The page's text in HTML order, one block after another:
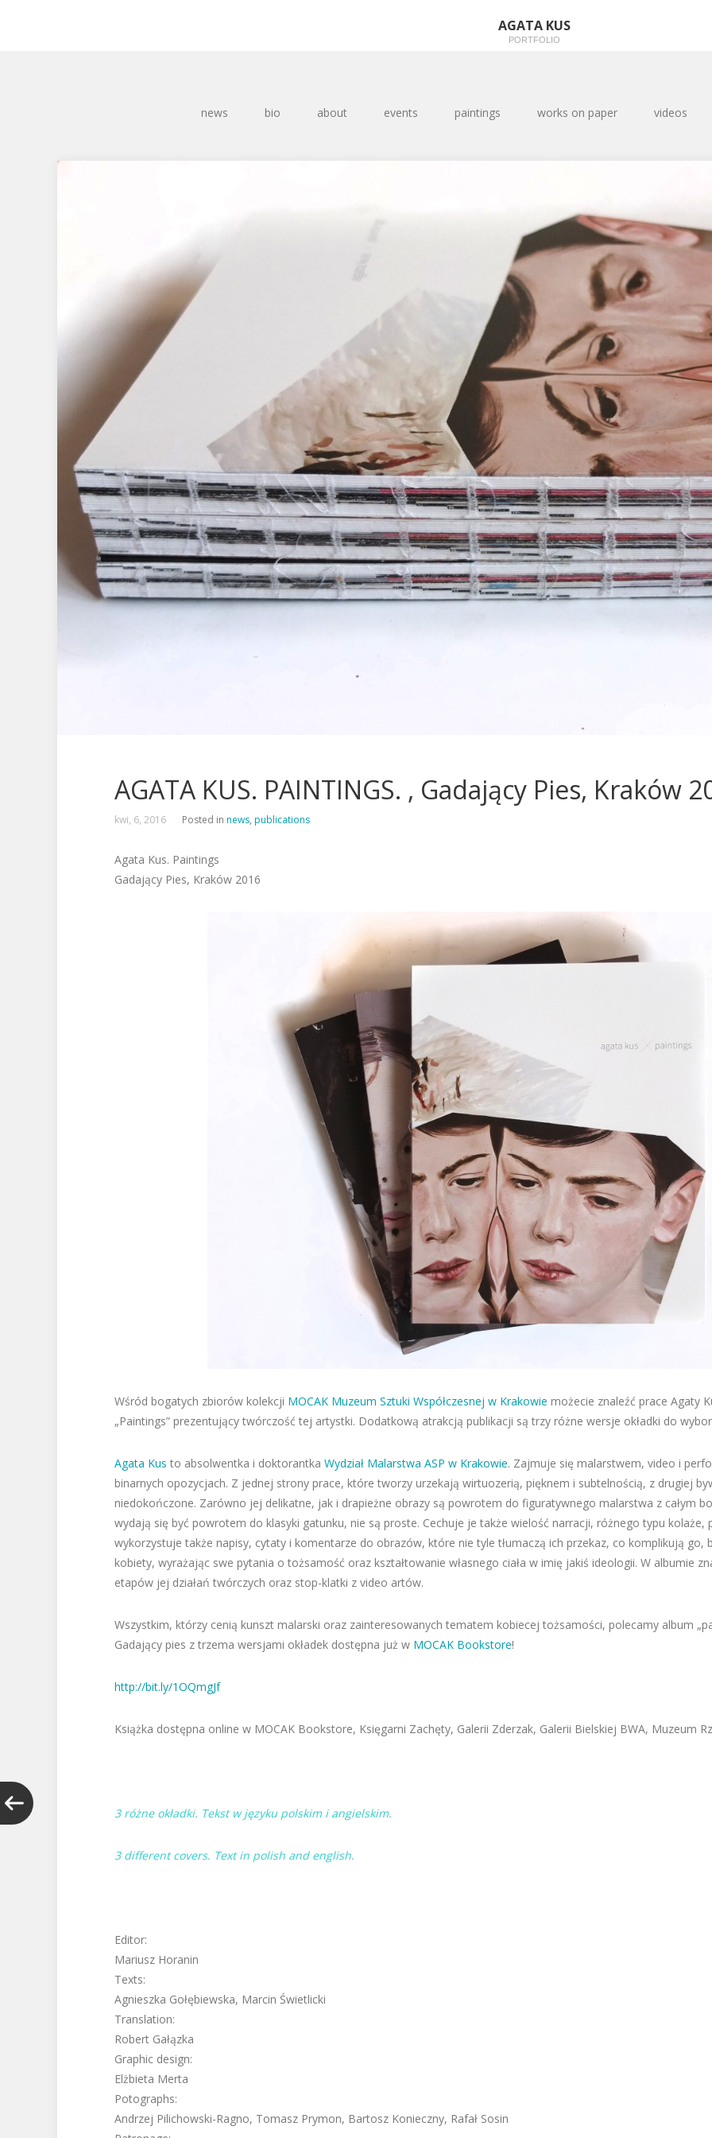
AGATA KUS
PORTFOLIO
news bio about events paintings works on paper videos
AGATA KUS. PAINTINGS. , Gadający Pies, Kraków
kwi, 6, 2016 Posted in news, publications
Agata Kus. Paintings
Gadający Pies, Kraków 2016
Wśród bogatych zbiorów kolekcji MOCAK Muzeum Sztuki Współczesnej w Krakowie możecie znaleźć prace Agaty
„Paintings” prezentujący twórczość tej artystki. Dodatkową atrakcją publikacji są trzy różne wersje okładki do
Agata Kus to absolwentka i doktorantka Wydział Malarstwa ASP w Krakowie. Zajmuje się malarstwem, video i
binarnych opozycjach. Z jednej strony prace, które tworzy urzekają wirtuozerią, pięknem i subtelnością, z drugiej
niedokończone. Zarówno jej delikatne, jak i drapieżne obrazy są powrotem do figuratywnego malarstwa z całym
wydają się być powrotem do klasyki gatunku, nie są proste. Cechuje je także wielość narracji, różnego typu kolaże,
wykorzystuje także napisy, cytaty i komentarze do obrazów, które nie tyle tłumaczą ich przekaz, co komplikują go,
kobiety, wyrażając swe pytania o tożsamość oraz kształtowanie własnego ciała w imię jakiś ideologii. W albumie
etapów jej działań twórczych oraz stop-klatki z video artów.
Wszystkim, którzy cenią kunszt malarski oraz zainteresowanych tematem kobiecej tożsamości, polecamy album
Gadający pies z trzema wersjami okładek dostępna już w MOCAK Bookstore!
http://bit.ly/1OQmgJf
Książka dostępna online w MOCAK Bookstore, Księgarni Zachęty, Galerii Zderzak, Galerii Bielskiej BWA, Muzeum
3 różne okładki. Tekst w języku polskim i angielskim.
3 different covers. Text in polish and english.
Editor:
Mariusz Horanin
Texts:
Agnieszka Gołębiewska, Marcin Świetlicki
Translation:
Robert Gałązka
Graphic design:
Elżbieta Merta
Potographs:
Andrzej Pilichowski-Ragno, Tomasz Prymon, Bartosz Konieczny, Rafał Sosin